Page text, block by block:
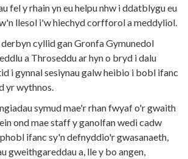
fel y rhain yn eu helpu nhw i ddatblygu eu
llesol i'w hiechyd corfforol a meddyliol.
cyllid gan Gronfa Gymunedol
a Throseddu ar hyn o bryd i dalu
i gynnal sesiynau galw heibio i bobl ifanc
yr wythnos.
symud mae'r rhan fwyaf o'r gwaith
ond mae staff y ganolfan wedi cadw
ifanc sy'n defnyddio'r gwasanaeth,
gweithgareddau a, lle y bo angen,